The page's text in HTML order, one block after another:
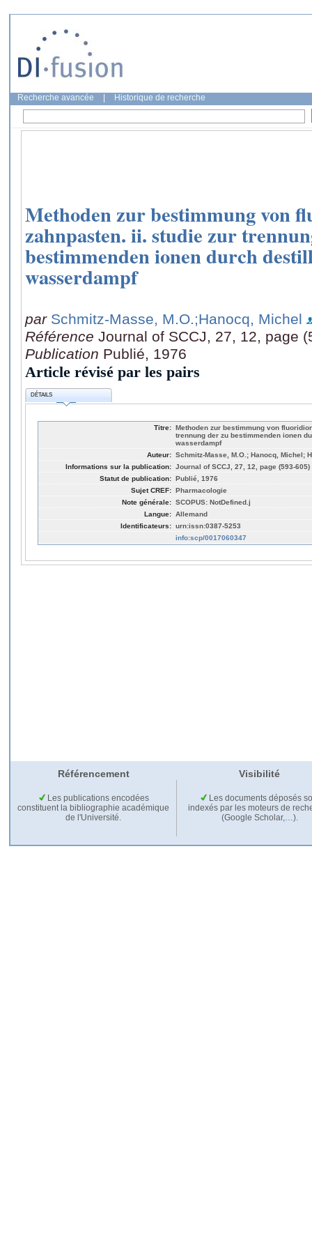
Recherche avancée Historique de recherche
Methoden zur bestimmung von
zahnpasten. ii. studie zur
bestimmenden ionen durch
wasserdampf
par Schmitz-Masse, M.O.;Hanocq, Michel
Référence Journal of SCCJ, 27, 12, page
Publication Publié, 1976
Article révisé par les pairs
DÉTAILS
Titre: Methoden zur bestimmung von
trennung der zu bestimmenden ionen
wasserdampf
Auteur: Schmitz-Masse, M.O.; Hanocq, Michel;
Informations sur la publication: Journal of SCCJ, 27, 12, page (593-605)
Statut de publication: Publié, 1976
Sujet CREF: Pharmacologie
Note générale: SCOPUS: NotDefined.j
Langue: Allemand
Identificateurs: urn:issn:0387-5253
info:scp/0017060347
Référencement Visibilité
Les publications encodées
constituent la bibliographie académique
de l'Université.
Les documents déposés
indexés par les moteurs de
(Google Scholar,…).